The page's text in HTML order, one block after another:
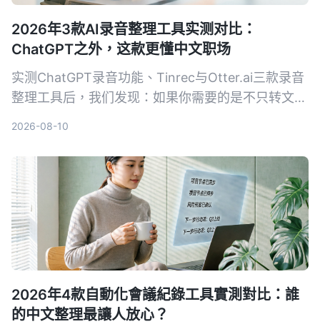
2026年3款AI录音整理工具实测对比：
ChatGPT之外，这款更懂中文职场
实测ChatGPT录音功能、Tinrec与Otter.ai三款录音
整理工具后，我们发现：如果你需要的是不只转文
2026-08-10
2026年4款自動化會議紀錄工具實測對比：誰
的中文整理最讓人放心？